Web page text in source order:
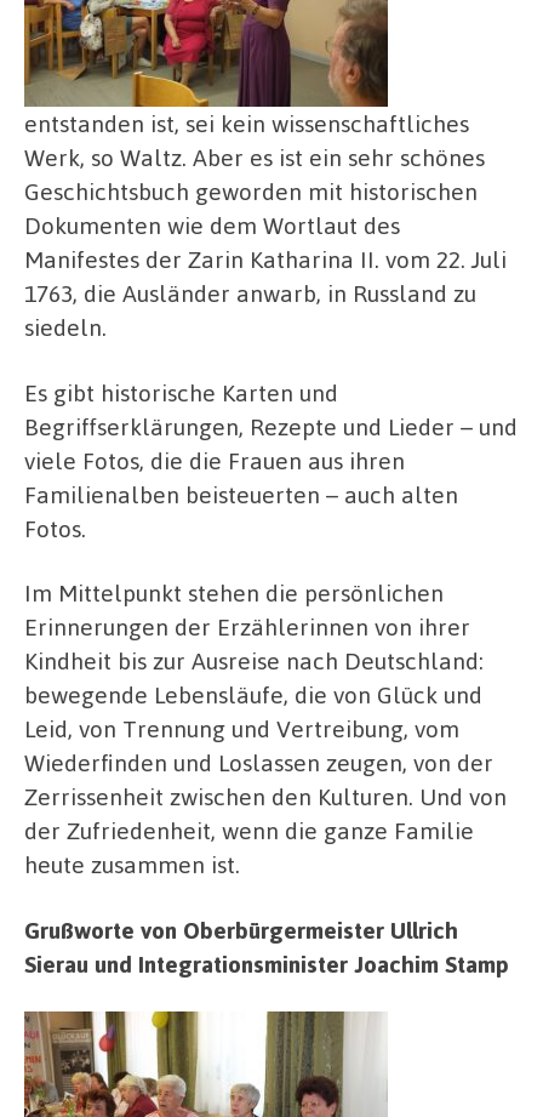
entstanden ist, sei kein wissenschaftliches
Werk, so Waltz. Aber es ist ein sehr schönes
Geschichtsbuch geworden mit historischen
Dokumenten wie dem Wortlaut des
Manifestes der Zarin Katharina II. vom 22. Juli
1763, die Ausländer anwarb, in Russland zu
siedeln.
Es gibt historische Karten und
Begriffserklärungen, Rezepte und Lieder – und
viele Fotos, die die Frauen aus ihren
Familienalben beisteuerten – auch alten
Fotos.
Im Mittelpunkt stehen die persönlichen
Erinnerungen der Erzählerinnen von ihrer
Kindheit bis zur Ausreise nach Deutschland:
bewegende Lebensläufe, die von Glück und
Leid, von Trennung und Vertreibung, vom
Wiederfinden und Loslassen zeugen, von der
Zerrissenheit zwischen den Kulturen. Und von
der Zufriedenheit, wenn die ganze Familie
heute zusammen ist.
Grußworte von Oberbürgermeister Ullrich
Sierau und Integrationsminister Joachim Stamp